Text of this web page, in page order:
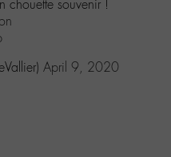
chouette souvenir !
April 9, 2020